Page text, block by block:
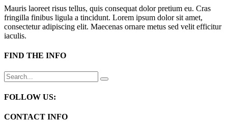
Mauris laoreet risus tellus, quis consequat dolor pretium eu. Cras
fringilla finibus ligula a tincidunt. Lorem ipsum dolor sit amet,
consectetur adipiscing elit. Maecenas ornare metus sed velit efficitur
iaculis.
FIND THE INFO
Search
for:
FOLLOW US:
CONTACT INFO